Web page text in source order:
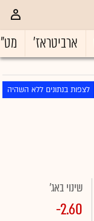
ארביטראז'
לצפות בנתונים ללא השהיה
שינוי באג'
-2.60